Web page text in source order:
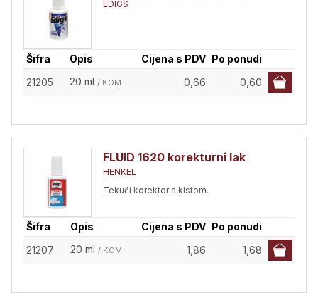
EDIGS
Šifra Opis Cijena s PDV Po ponudi
21205
20 ml / KOM 0,66 0,60
FLUID 1620 korekturni lak
HENKEL
Tekući korektor s kistom.
Šifra Opis Cijena s PDV Po ponudi
21207
20 ml / KOM 1,86 1,68